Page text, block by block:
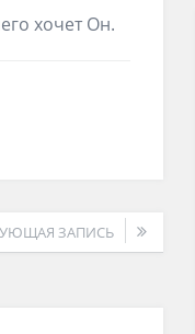
хочет Он.
ЗАПИСЬ